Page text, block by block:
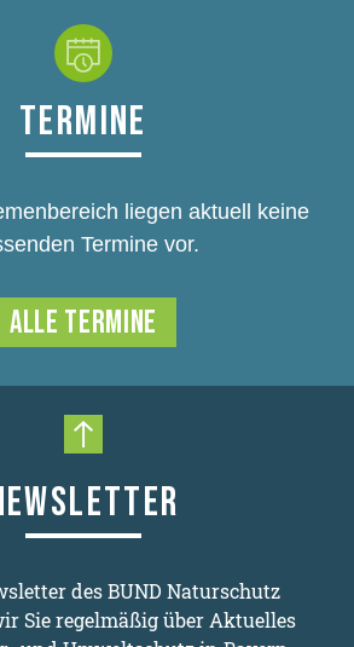
TERMINE
liegen aktuell keine
Termine vor.
ALLE TERMINE
Nach oben scrollen
des BUND Naturschutz
Sie regelmäßig über Aktuelles